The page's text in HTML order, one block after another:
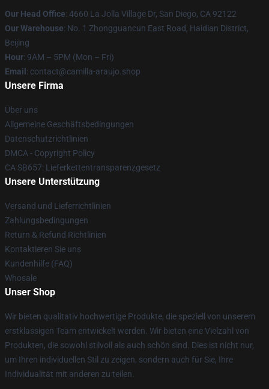
Our Head Office: 4660 La Jolla Village Dr, San Diego, CA 92122
Our Warehouse: No. 1 Zhongguancun East Road, Haidian District,
Beijing
Hour: 9AM – 5PM (Mon – Fri)
Email : contact@camilla-araujo.shop
Unsere Firma
Über uns
Allgemeine Geschäftsbedingungen
Datenschutzrichtlinien
DMCA - Copyright Policy
CA SB657: Lieferkettentransparenzgesetz
Unsere Unterstützung
Versand und Lieferrichtlinien
Zahlungsbedingungen
Return & Refund Richtlinien
Kontaktieren Sie uns
Kundenhilfe (FAQ)
Whosale
Unser Shop
Wir bieten qualitativ hochwertige Produkte, die speziell von unserem
erstklassigen Team entwickelt werden. Wir bieten eine Vielzahl von
Produkten, die sowohl stilvoll als auch schön sind. Dies ist nicht nur,
um Ihren individuellen Stil zu zeigen, sondern auch für Sie, Ihre
Individualität mit anderen zu teilen.